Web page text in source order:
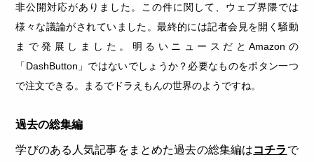
非公開対応がありました。この件に関して、ウェブ界隈では
様々な議論がされていました。最終的には記者会見を開く騒動
まで発展しました。明るいニュースだとAmazonの
「DashButton」ではないでしょうか？必要なものをボタン一つ
で注文できる。まるでドラえもんの世界のようですね。
過去の総集編
学びのある人気記事をまとめた過去の総集編はコチラ で